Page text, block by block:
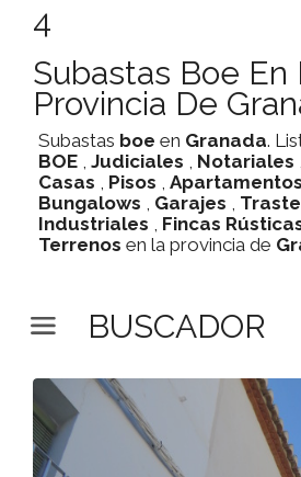
4
Subastas Boe En
Provincia De
Subastas boe en Granada.
BOE , Judiciales , Notariales ,
Casas , Pisos , Apartamentos
Bungalows , Garajes ,
Industriales , Fincas
Terrenos en la provincia de
BUSCADOR